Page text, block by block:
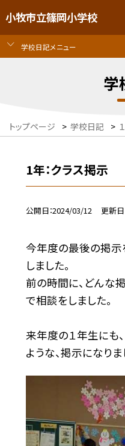
小牧市立篠岡小学校
学校日記メニュー
学
トップページ > 学校日記 >
1年：クラス掲示
公開日 2024/03/12 更新日
今年度の最後の掲示
しました。
前の時間に、どんな
で相談をしました。
来年度の１年生にも
ような、掲示になりま